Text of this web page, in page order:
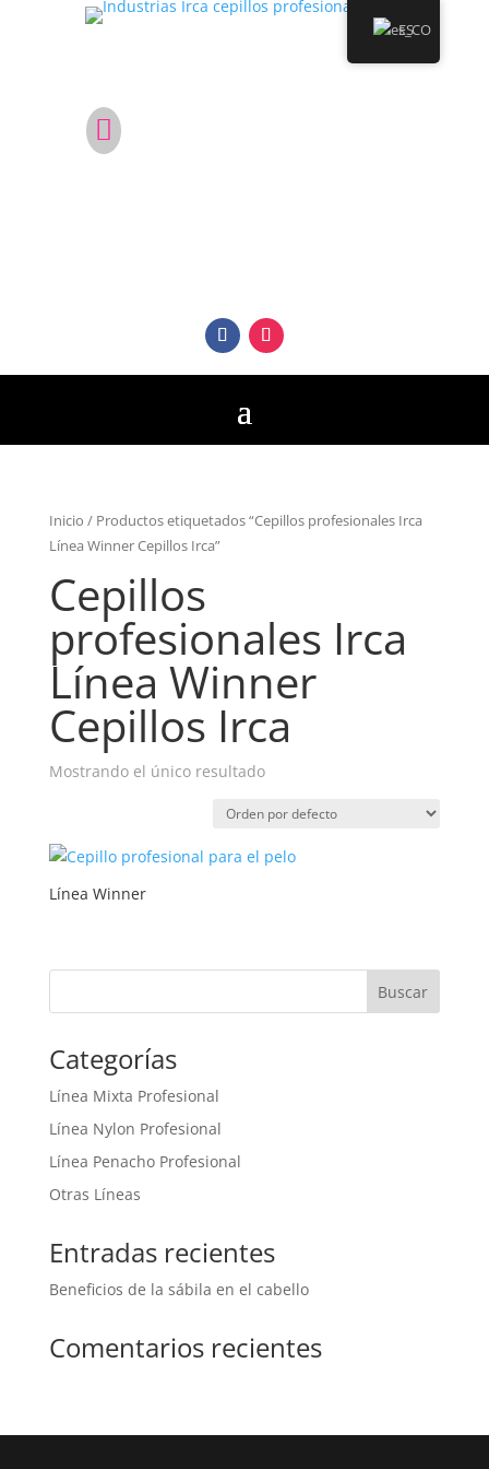

Inicio / Productos etiquetados “Cepillos profesionales Irca
Línea Winner Cepillos Irca”
Cepillos
profesionales Irca
Línea Winner
Cepillos Irca
Mostrando el único resultado
Línea Winner
Categorías
Línea Mixta Profesional
Línea Nylon Profesional
Línea Penacho Profesional
Otras Líneas
Entradas recientes
Beneficios de la sábila en el cabello
Comentarios recientes
ES